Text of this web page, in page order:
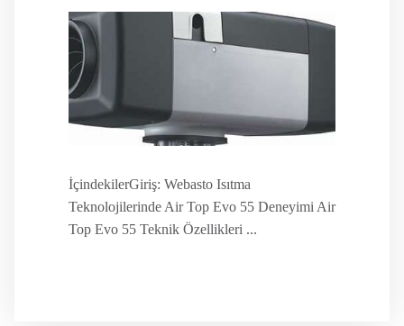
İçindekilerGiriş: Webasto Isıtma
Teknolojilerinde Air Top Evo 55 Deneyimi Air
Top Evo 55 Teknik Özellikleri ...